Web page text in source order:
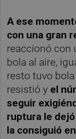
A ese
con una gran
reaccionó con
bola al aire,
resto tuvo
resistió y el
seguir
ruptura le
la consiguió